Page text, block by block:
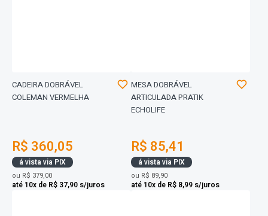
CADEIRA DOBRÁVEL
COLEMAN VERMELHA
R$ 360,05
á vista via PIX
ou R$ 379,00
até 10x de R$ 37,90 s/juros
MESA DOBRÁVEL
ARTICULADA PRATIK
ECHOLIFE
R$ 85,41
á vista via PIX
ou R$ 89,90
até 10x de R$ 8,99 s/juros